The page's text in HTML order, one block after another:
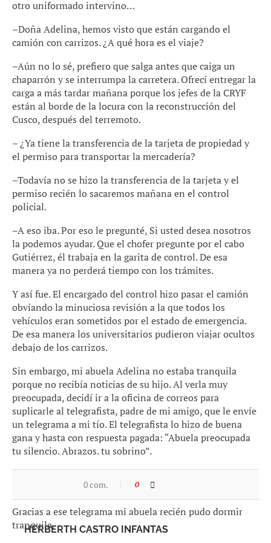
otro uniformado intervino…
–Doña Adelina, hemos visto que están cargando el
camión con carrizos. ¿A qué hora es el viaje?
–Aún no lo sé, prefiero que salga antes que caiga un
chaparrón y se interrumpa la carretera. Ofrecí entregar la
carga a más tardar mañana porque los jefes de la CRYF
están al borde de la locura con la reconstrucción del
Cusco, después del terremoto.
– ¿Ya tiene la transferencia de la tarjeta de propiedad y
el permiso para transportar la mercadería?
–Todavía no se hizo la transferencia de la tarjeta y el
permiso recién lo sacaremos mañana en el control
policial.
–A eso iba. Por eso le pregunté, Si usted desea nosotros
la podemos ayudar. Que el chofer pregunte por el cabo
Gutiérrez, él trabaja en la garita de control. De esa
manera ya no perderá tiempo con los trámites.
Y así fue. El encargado del control hizo pasar el camión
obviando la minuciosa revisión a la que todos los
vehículos eran sometidos por el estado de emergencia.
De esa manera los universitarios pudieron viajar ocultos
debajo de los carrizos.
Sin embargo, mi abuela Adelina no estaba tranquila
porque no recibía noticias de su hijo. Al verla muy
preocupada, decidí ir a la oficina de correos para
suplicarle al telegrafista, padre de mi amigo, que le envíe
un telegrama a mi tío. El telegrafista lo hizo de buena
gana y hasta con respuesta pagada: “Abuela preocupada
tu silencio. Abrazos. tu sobrino”.
Esperamos mejore situación retornar esa. Tu tío.
Gracias a ese telegrama mi abuela recién pudo dormir
tranquila.
0 com. 0
HERBERTH CASTRO INFANTAS